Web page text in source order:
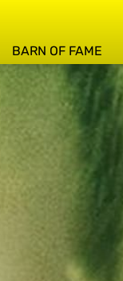
BARN OF FAME